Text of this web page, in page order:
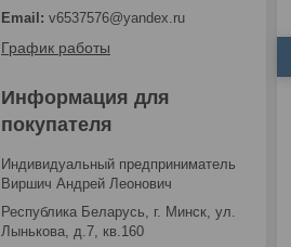
v6537576@yandex.ru
График работы
Информация для
покупателя
Индивидуальный предприниматель
Виршич Андрей Леонович
Республика Беларусь, г. Минск, ул.
Лынькова, д.7, кв.160